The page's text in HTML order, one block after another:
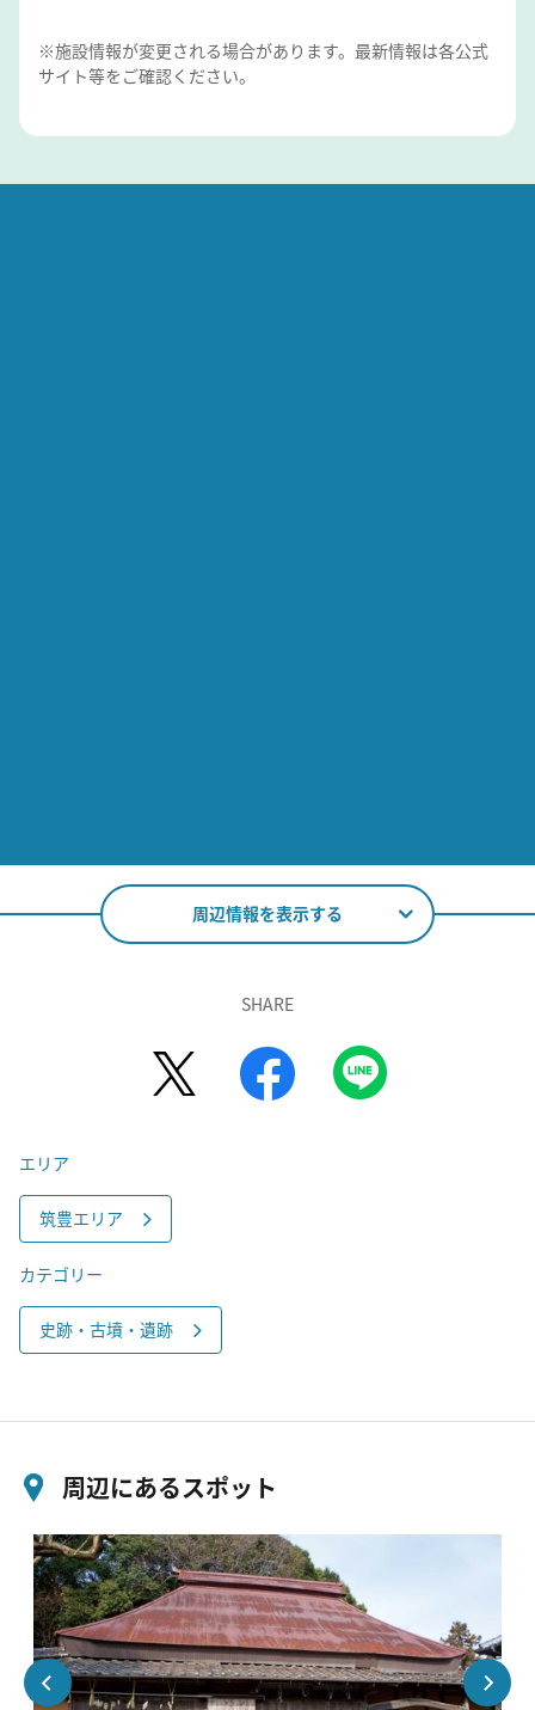
※施設情報が変更される場合があります。最新情報は各公式
サイト等をご確認ください。
周辺情報を表示する
SHARE
エリア
筑豊エリア
カテゴリー
史跡・古墳・遺跡
周辺にあるスポット